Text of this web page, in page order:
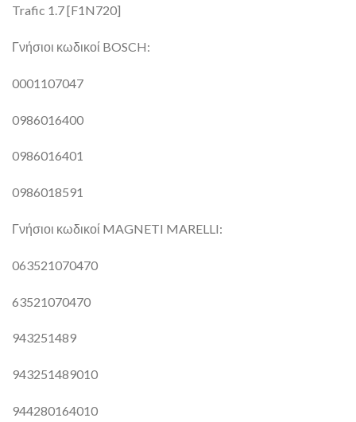
Trafic 1.7 [F1N720]
Γνήσιοι κωδικοί BOSCH:
0001107047
0986016400
0986016401
0986018591
Γνήσιοι κωδικοί MAGNETI MARELLI:
063521070470
63521070470
943251489
943251489010
944280164010